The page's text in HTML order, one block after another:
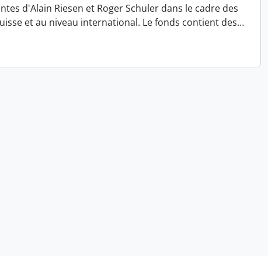
d'Alain Riesen et Roger Schuler dans le cadre des
et au niveau international. Le fonds contient des…